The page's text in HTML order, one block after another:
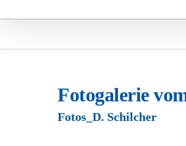
Fotogalerie
Fotos_D. Schilcher